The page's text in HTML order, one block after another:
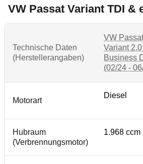
VW Passat Variant TDI &
Technische Daten
(Herstellerangaben)
VW Passat
Variant 2.0
Business
(02/24 -
Motorart
Diesel
Hubraum
(Verbrennungsmotor)
1.968 ccm